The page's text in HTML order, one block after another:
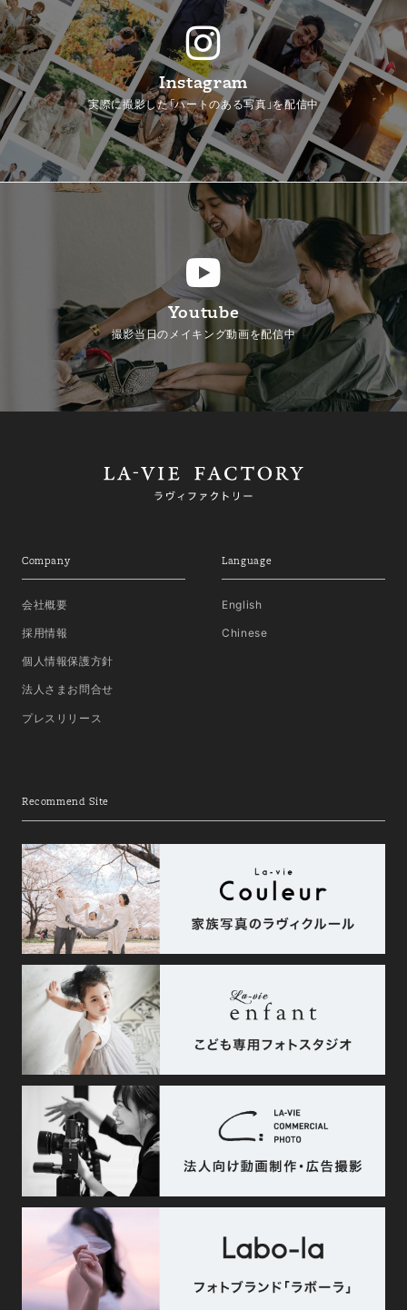
Instagram
実際に撮影した「ハートのある写真」を配信中
Youtube
撮影当日のメイキング動画を配信中
Company
会社概要
採用情報
個人情報保護方針
法人さまお問合せ
プレスリリース
Language
English
Chinese
Recommend Site